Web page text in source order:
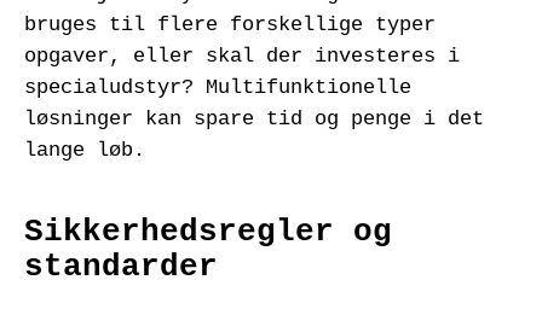
bruges til flere forskellige typer
opgaver, eller skal der investeres i
specialudstyr? Multifunktionelle
løsninger kan spare tid og penge i det
lange løb.
Sikkerhedsregler og
standarder